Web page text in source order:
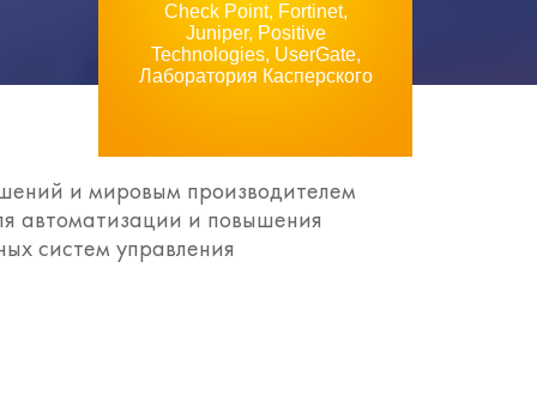
Check Point, Fortinet,
Juniper, Positive
Technologies, UserGate,
Лаборатория Касперского
и мировым производителем
автоматизации и повышения
систем управления